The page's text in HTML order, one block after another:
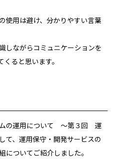
使用は避け、分かりやすい言葉
しながらコミュニケーションを
ると思います。
の運用について ～第３回 運
て、運用保守・開発サービスの
ついてご紹介しました。